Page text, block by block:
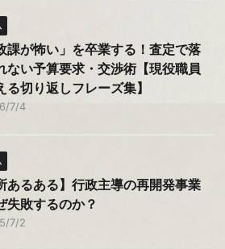
課が怖い」を卒業する！査定で落
ない予算要求・交渉術【現役職員
る切り返しフレーズ集】
7/4
あるある】行政主導の再開発事業
失敗するのか？
7/2